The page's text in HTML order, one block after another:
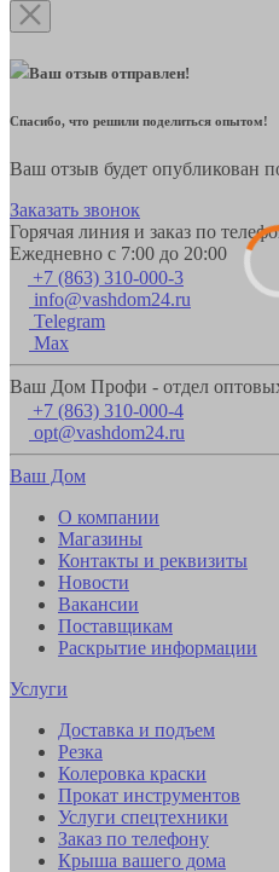
Ваш отзыв отправлен!
Спасибо, что решили поделиться опытом!
Ваш отзыв будет опубликован
Заказать звонок
Горячая линия и заказ по
Ежедневно с 7:00 до 20:00
+7 (863) 310-000-3
info@vashdom24.ru
Telegram
Max
Ваш Дом Профи - отдел
+7 (863) 310-000-4
opt@vashdom24.ru
Ваш Дом
О компании
Магазины
Контакты и реквизиты
Новости
Вакансии
Поставщикам
Раскрытие информации
Услуги
Доставка и подъем
Резка
Колеровка краски
Прокат инструментов
Услуги спецтехники
Заказ по телефону
Крыша вашего дома